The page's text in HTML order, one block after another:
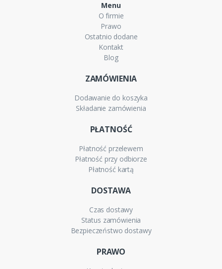
Menu
O firmie
Prawo
Ostatnio dodane
Kontakt
Blog
ZAMÓWIENIA
Dodawanie do koszyka
Składanie zamówienia
PŁATNOŚĆ
Płatność przelewem
Płatność przy odbiorze
Płatność kartą
DOSTAWA
Czas dostawy
Status zamówienia
Bezpieczeństwo dostawy
PRAWO